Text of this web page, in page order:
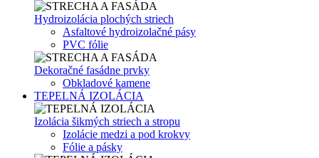
Hydroizolácia plochých striech
Asfaltové hydroizolačné pásy
PVC fólie
Dekoračné fasádne prvky
Obkladové kamene
TEPELNÁ IZOLÁCIA
Izolácia šikmých striech a stropu
Izolácie medzi a pod krokvy
Fólie a pásky